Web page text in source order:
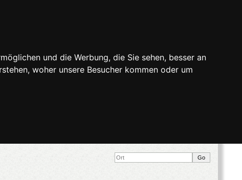
und die Werbung, die Sie sehen, besser an
woher unsere Besucher kommen oder um